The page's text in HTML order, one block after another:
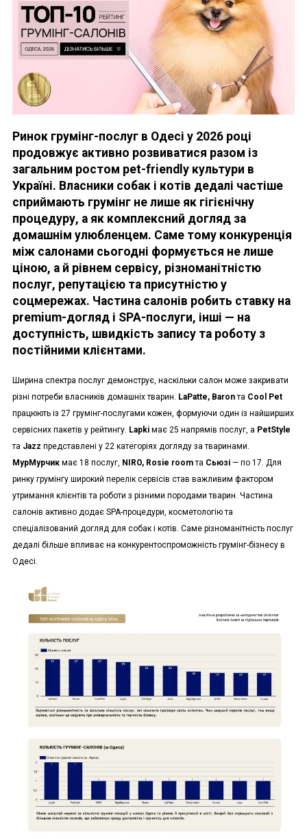
Ринок грумінг-послуг в Одесі у 2026 році
продовжує активно розвиватися разом із
загальним ростом pet-friendly культури в
Україні. Власники собак і котів дедалі частіше
сприймають грумінг не лише як гігієнічну
процедуру, а як комплексний догляд за
домашнім улюбленцем. Саме тому конкуренція
між салонами сьогодні формується не лише
ціною, а й рівнем сервісу, різноманітністю
послуг, репутацією та присутністю у
соцмережах. Частина салонів робить ставку на
premium-догляд і SPA-послуги, інші — на
доступність, швидкість запису та роботу з
постійними клієнтами.
Ширина спектра послуг демонструє, наскільки салон може закривати
різні потреби власників домашніх тварин. LaPatte, Baronта Cool Pet
працюють із 27 грумінг-послугами кожен, формуючи один із найширших
сервісних пакетів у рейтингу. Lapki має 25 напрямів послуг, а PetStyle
та Jazz представлені у 22 категоріях догляду за тваринами.
МурМурчик має 18 послуг, NIRO, Rosie roomта Сьюзі — по 17. Для
ринку грумінгу широкий перелік сервісів став важливим фактором
утримання клієнтів та роботи з різними породами тварин. Частина
салонів активно додає SPA-процедури, косметологію та
спеціалізований догляд для собак і котів. Саме різноманітність послуг
дедалі більше впливає на конкурентоспроможність грумінг-бізнесу в
Одесі.